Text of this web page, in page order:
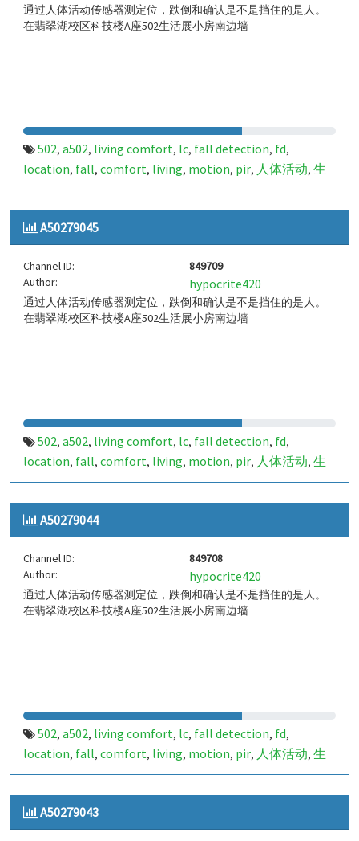
通过人体活动传感器测定位，跌倒和确认是不是挡住的是人。
在翡翠湖校区科技楼A座502生活展小房南边墙
502, a502, living comfort, lc, fall detection, fd,
location, fall, comfort, living, motion, pir, 人体活动, 生
活,tanbir,跌倒,定位,哈山,室内定位,室内,indoor,
indoor living comfort,ilc,indoor living quality,ilq,
a50279050,849714
A50279045
Channel ID:
849709
Author:
hypocrite420
通过人体活动传感器测定位，跌倒和确认是不是挡住的是人。
在翡翠湖校区科技楼A座502生活展小房南边墙
502, a502, living comfort, lc, fall detection, fd,
location, fall, comfort, living, motion, pir, 人体活动, 生
活,tanbir,跌倒,定位,哈山,室内定位,室内,indoor,
indoor living comfort,ilc,indoor living quality,ilq,
a50279045,849709
A50279044
Channel ID:
849708
Author:
hypocrite420
通过人体活动传感器测定位，跌倒和确认是不是挡住的是人。
在翡翠湖校区科技楼A座502生活展小房南边墙
502, a502, living comfort, lc, fall detection, fd,
location, fall, comfort, living, motion, pir, 人体活动, 生
活,tanbir,跌倒,定位,哈山,室内定位,室内,indoor,
indoor living comfort,ilc,indoor living quality,ilq,
a50279044,849708
A50279043